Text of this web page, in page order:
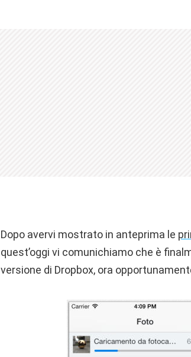
Dopo avervi mostrato in anteprima le
quest’oggi vi comunichiamo che è
versione di Dropbox, ora